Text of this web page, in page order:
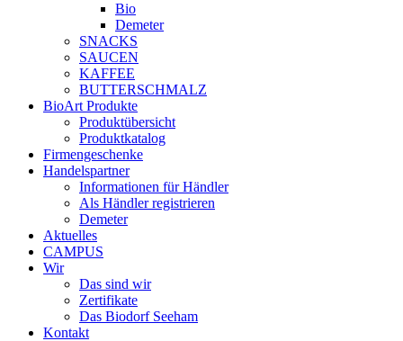
Bio
Demeter
SNACKS
SAUCEN
KAFFEE
BUTTERSCHMALZ
BioArt Produkte
Produktübersicht
Produktkatalog
Firmengeschenke
Handelspartner
Informationen für Händler
Als Händler registrieren
Demeter
Aktuelles
CAMPUS
Wir
Das sind wir
Zertifikate
Das Biodorf Seeham
Kontakt